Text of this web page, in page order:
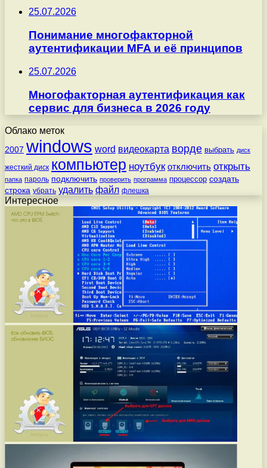
25.07.2026
Понимание многофакторной
аутентификации MFA и её принципов
25.07.2026
Многофакторная аутентификация как
сервис для бизнеса в 2026 году
Облако меток
2007 windows word видеокарта ворде выбрать диск
жесткий диск компьютер ноутбук отключить открыть
папка пароль подключить проверить программа процессор создать
строка убрать удалить файл флешка
Интересное